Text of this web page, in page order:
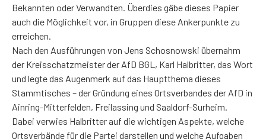
Bekannten oder Verwandten. Überdies gäbe dieses Papier
auch die Möglichkeit vor, in Gruppen diese Ankerpunkte zu
erreichen.
Nach den Ausführungen von Jens Schosnowski übernahm
der Kreisschatzmeister der AfD BGL, Karl Halbritter, das Wort
und legte das Augenmerk auf das Hauptthema dieses
Stammtisches – der Gründung eines Ortsverbandes der AfD in
Ainring-Mitterfelden, Freilassing und Saaldorf-Surheim.
Dabei verwies Halbritter auf die wichtigen Aspekte, welche
Ortsverbände für die Partei darstellen und welche Aufgaben